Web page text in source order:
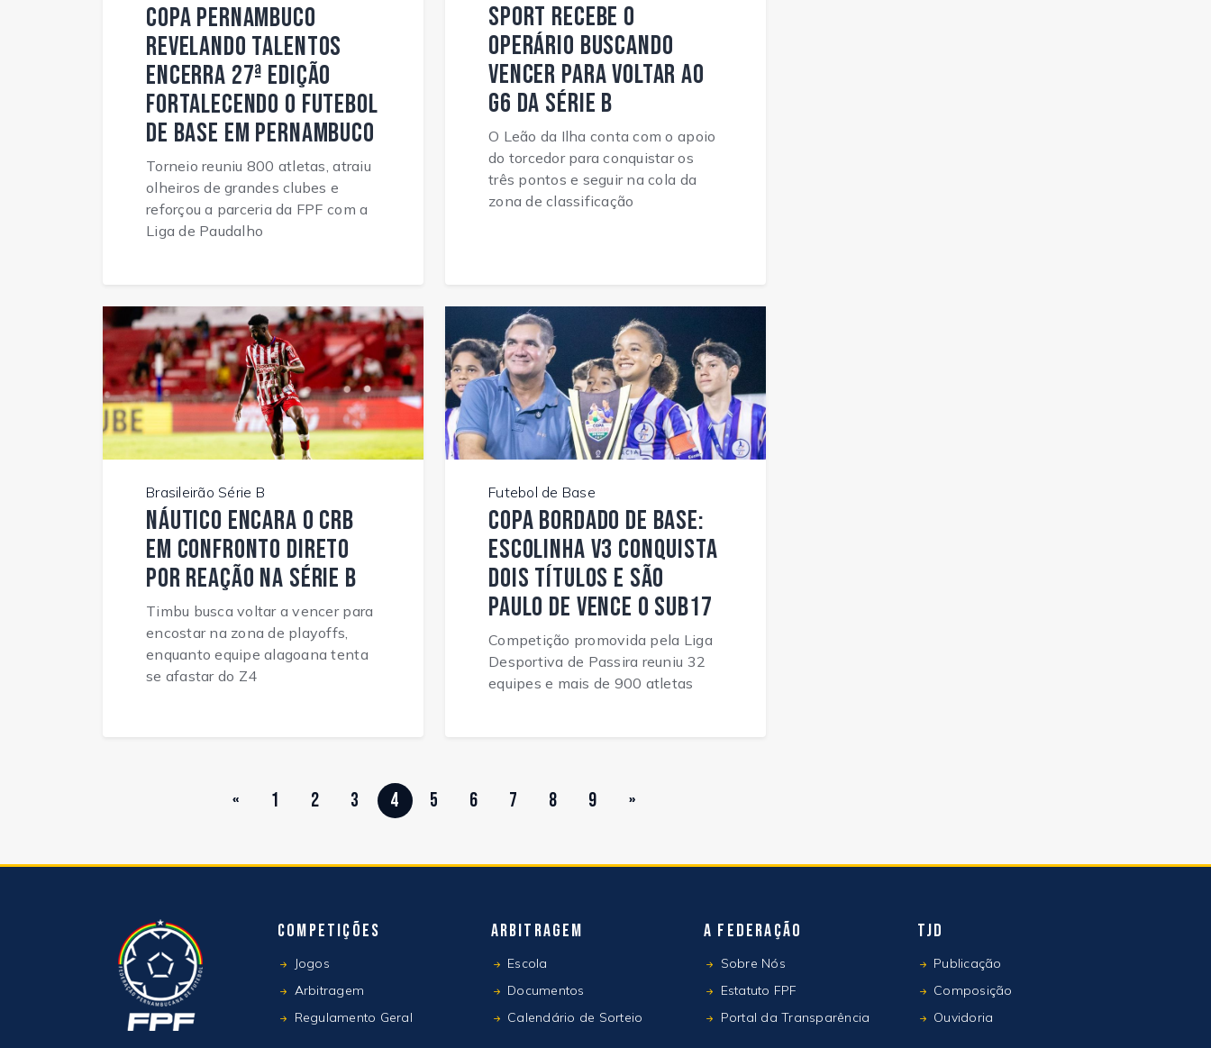
Copa Pernambuco
Revelando Talentos
encerra 27ª edição
fortalecendo o futebol
de base em Pernambuco
Torneio reuniu 800 atletas, atraiu
olheiros de grandes clubes e
reforçou a parceria da FPF com a
Liga de Paudalho
Sport recebe o
Operário buscando
vencer para voltar ao
G6 da Série B
O Leão da Ilha conta com o apoio
do torcedor para conquistar os
três pontos e seguir na cola da
zona de classificação
Brasileirão Série B
Náutico encara o CRB
em confronto direto
por reação na Série B
Timbu busca voltar a vencer para
encostar na zona de playoffs,
enquanto equipe alagoana tenta
se afastar do Z4
Futebol de Base
Copa Bordado de Base:
Escolinha V3 conquista
dois títulos e São
Paulo de vence o Sub17
Competição promovida pela Liga
Desportiva de Passira reuniu 32
equipes e mais de 900 atletas
« 1 2 3 4 5 6 7 8 9 »
Competições
Jogos
Arbitragem
Regulamento Geral
Arbitragem
Escola
Documentos
Calendário de Sorteio
A Federação
Sobre Nós
Estatuto FPF
Portal da Transparência
TJD
Publicação
Composição
Ouvidoria